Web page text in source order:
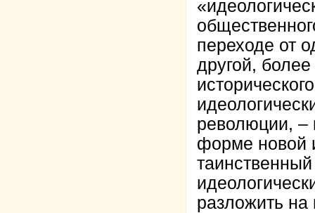
переходе от
другой,
революции, –
форме новой
разложить на